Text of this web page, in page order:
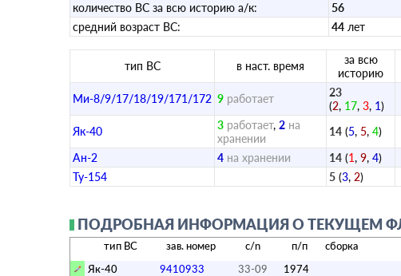
количество ВС за всю историю а/к:
56
средний возраст ВС:
44 лет
тип ВС в наст. время
за всю
историю
Ми-8/9/17/18/19/171/172 9 работает
23
(2, 17, 3, 1)
Як-40 3 работает, 2 на
хранении
14 (5, 5, 4)
Ан-2
4 на хранении 14 (1, 9, 4)
Ту-154
5 (3, 2)
ПОДРОБНАЯ ИНФОРМАЦИЯ О ТЕКУЩЕМ
тип ВС зав. номер c/n п/п сборка
Як-40
9410933 33-09 1974